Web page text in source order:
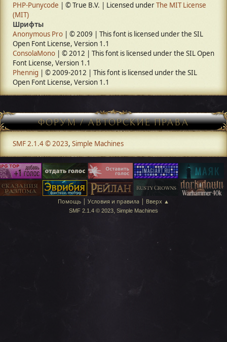
PHP-Punycode | © True B.V. | Licensed underThe MIT License
(MIT)
Шрифты
Anonymous Pro | © 2009 | This font is licensed under the SIL
Open Font License, Version 1.1
ConsolaMono | © 2012 | This font is licensed under the SIL Open
Font License, Version 1.1
Phennig | © 2009-2012 | This font is licensed under the SIL
Open Font License, Version 1.1
ФОРУМ / АВТОРСКИЕ ПРАВА
SMF 2.1.4 © 2023, Simple Machines
Помощь | Условия и правила | Вверх ▲
SMF 2.1.4 © 2023, Simple Machines